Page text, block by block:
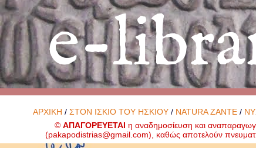
e-
ΑΡΧΙΚΗ /ΣΤΟΝ ΙΣΚΙΟ ΤΟΥ ΗΣΚΙΟΥ / NATURA ZANTE /
©ΑΠΑΓΟΡΕΥΕΤΑΙ η αναδημοσίευση και
(pakapodistrias@gmail.com), καθώς αποτελούν